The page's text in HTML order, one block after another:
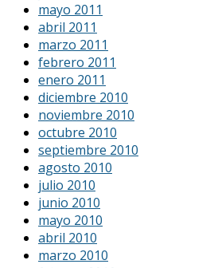
mayo 2011
abril 2011
marzo 2011
febrero 2011
enero 2011
diciembre 2010
noviembre 2010
octubre 2010
septiembre 2010
agosto 2010
julio 2010
junio 2010
mayo 2010
abril 2010
marzo 2010